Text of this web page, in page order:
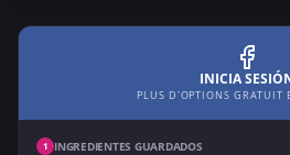
INICIA
PLUS D'OPTIONS GRATUIT
1 INGREDIENTES GUARDADOS